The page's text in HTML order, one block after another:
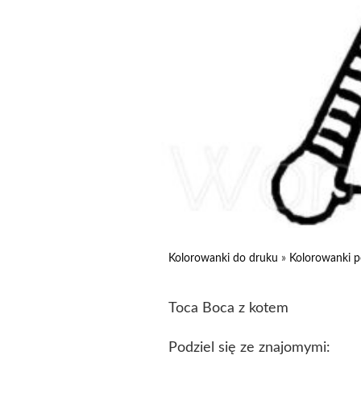
Kolorowanki do druku » Kolorowanki
Toca Boca z kotem
Podziel się ze znajomymi: